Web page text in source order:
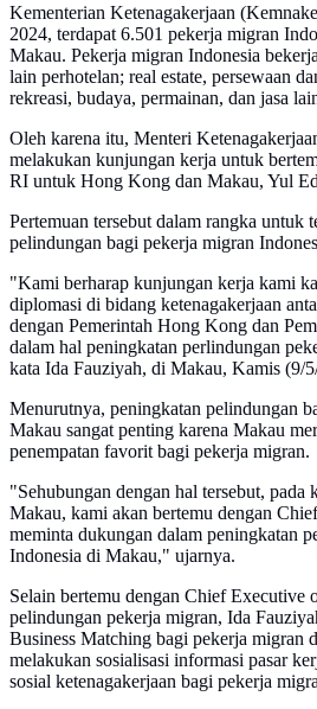
Kementerian Ketenagakerjaan
2024, terdapat 6.501 pekerja migran
Makau. Pekerja migran Indonesia
lain perhotelan; real estate, persewaan
rekreasi, budaya, permainan, dan jasa
Oleh karena itu, Menteri
melakukan kunjungan kerja untuk
RI untuk Hong Kong dan Makau, Yul
Pertemuan tersebut dalam rangka untuk
pelindungan bagi pekerja migran
"Kami berharap kunjungan kerja kami
diplomasi di bidang ketenagakerjaan
dengan Pemerintah Hong Kong dan
dalam hal peningkatan perlindungan
kata Ida Fauziyah, di Makau, Kamis (9/
Menurutnya, peningkatan pelindungan
Makau sangat penting karena Makau
penempatan favorit bagi pekerja migran.
"Sehubungan dengan hal tersebut,
Makau, kami akan bertemu dengan
meminta dukungan dalam peningkatan
Indonesia di Makau," ujarnya.
Selain bertemu dengan Chief Executive
pelindungan pekerja migran, Ida
Business Matching bagi pekerja migran
melakukan sosialisasi informasi pasar
sosial ketenagakerjaan bagi pekerja